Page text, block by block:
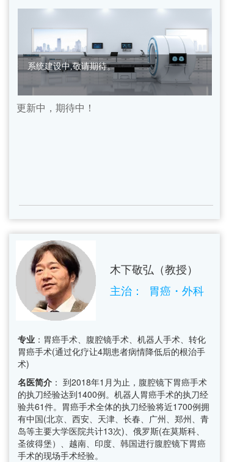
系统建设中,敬请期待。
更新中，期待中！
木下敬弘（教授）
专业 ：胃癌手术、腹腔镜手术、机器人手术、转化
胃癌手术(通过化疗让4期患者病情降低后的根治手
术)
名医简介 ： 到2018年1月为止，腹腔镜下胃癌手术
的执刀经验达到1400例。机器人胃癌手术的执刀经
验共61件。胃癌手术全体的执刀经验将近1700例拥
有中国(北京、西安、天津、长春、广州、郑州、青
岛等主要大学医院共计13次)、俄罗斯(在莫斯科、
圣彼得堡）、越南、印度、韩国进行腹腔镜下胃癌
手术的现场手术经验。